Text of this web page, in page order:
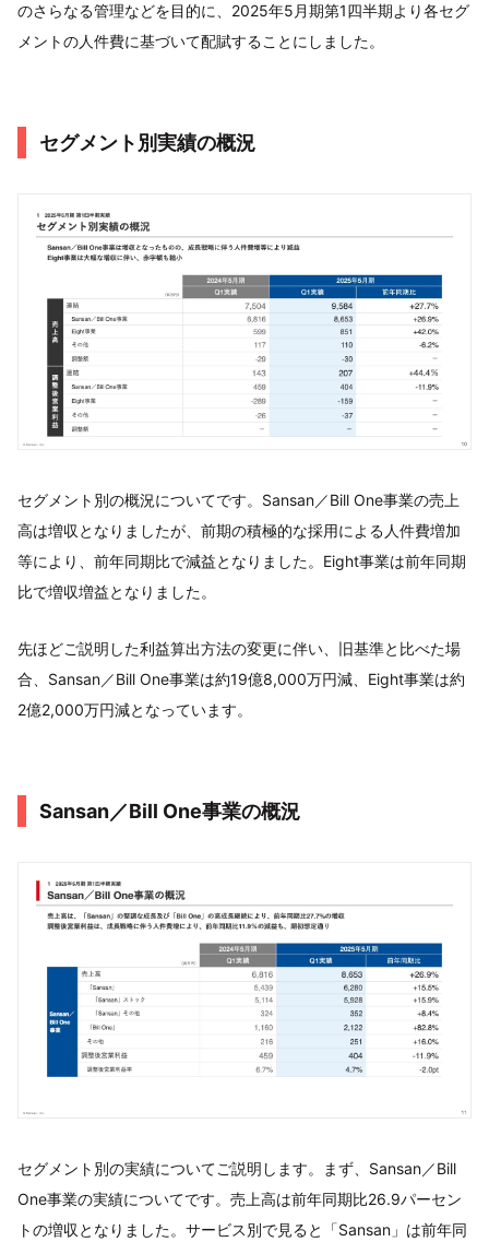
のさらなる管理などを目的に、2025年5月期第1四半期より各セグ
メントの人件費に基づいて配賦することにしました。
セグメント別実績の概況
セグメント別の概況についてです。Sansan／Bill One事業の売上
高は増収となりましたが、前期の積極的な採用による人件費増加
等により、前年同期比で減益となりました。Eight事業は前年同期
比で増収増益となりました。
先ほどご説明した利益算出方法の変更に伴い、旧基準と比べた場
合、Sansan／Bill One事業は約19億8,000万円減、Eight事業は約
2億2,000万円減となっています。
Sansan／Bill One事業の概況
セグメント別の実績についてご説明します。まず、Sansan／Bill
One事業の実績についてです。売上高は前年同期比26.9パーセン
トの増収となりました。サービス別で見ると「Sansan」は前年同